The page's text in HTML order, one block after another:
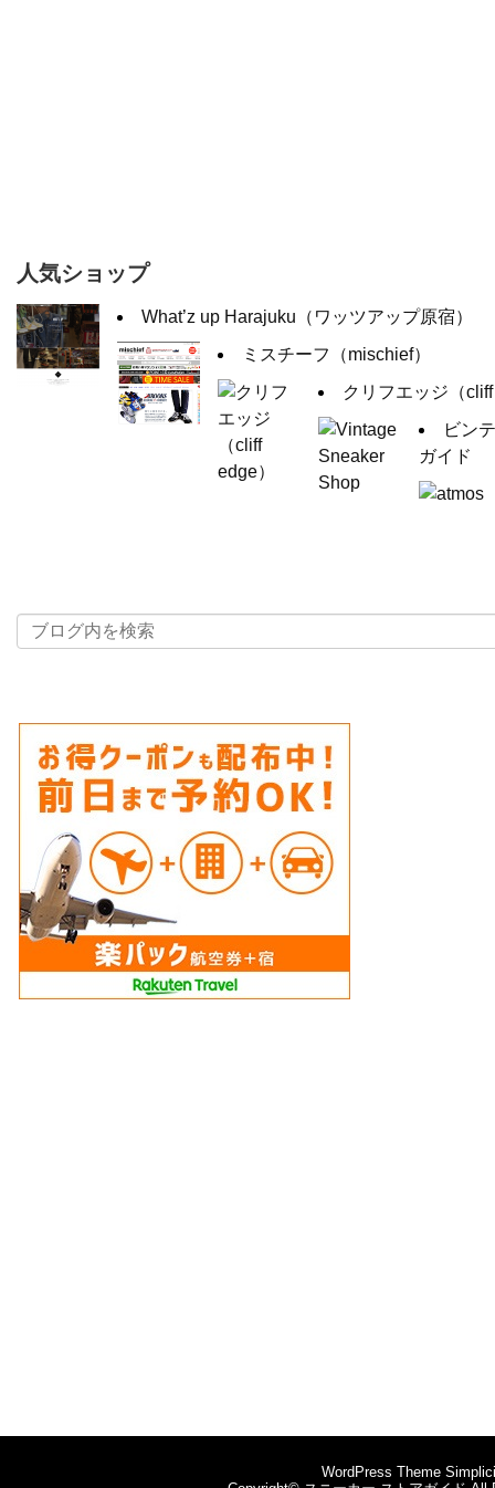
人気ショップ
What’z up Harajuku（ワッツアップ原宿）
ミスチーフ（mischief）
クリフエッジ（
ビン
ガイド
WordPress Theme